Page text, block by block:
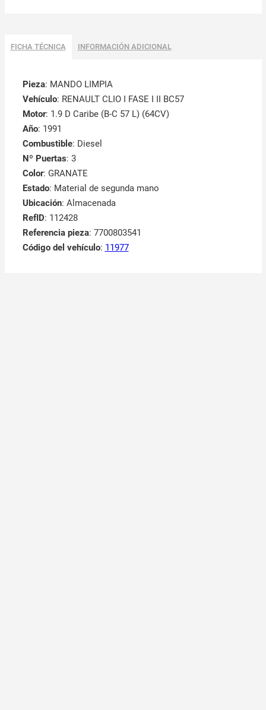
FICHA TÉCNICA INFORMACIÓN ADICIONAL
Pieza: MANDO LIMPIA
Vehículo: RENAULT CLIO I FASE I II BC57
Motor: 1.9 D Caribe (B-C 57 L) (64CV)
Año: 1991
Combustible: Diesel
Nº Puertas: 3
Color: GRANATE
Estado: Material de segunda mano
Ubicación: Almacenada
RefID: 112428
Referencia pieza: 7700803541
Código del vehículo: 11977